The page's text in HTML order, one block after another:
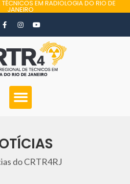
EM RADIOLOGIA DO RIO DE
JANEIRO
do CRTR4RJ